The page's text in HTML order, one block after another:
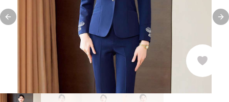
Previous slide